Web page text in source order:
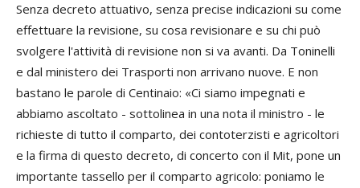
Senza decreto attuativo, senza precise indicazioni su come
effettuare la revisione, su cosa revisionare e su chi può
svolgere l'attività di revisione non si va avanti. Da Toninelli
e dal ministero dei Trasporti non arrivano nuove. E non
bastano le parole di Centinaio: «Ci siamo impegnati e
abbiamo ascoltato - sottolinea in una nota il ministro - le
richieste di tutto il comparto, dei contoterzisti e agricoltori
e la firma di questo decreto, di concerto con il Mit, pone un
importante tassello per il comparto agricolo: poniamo le